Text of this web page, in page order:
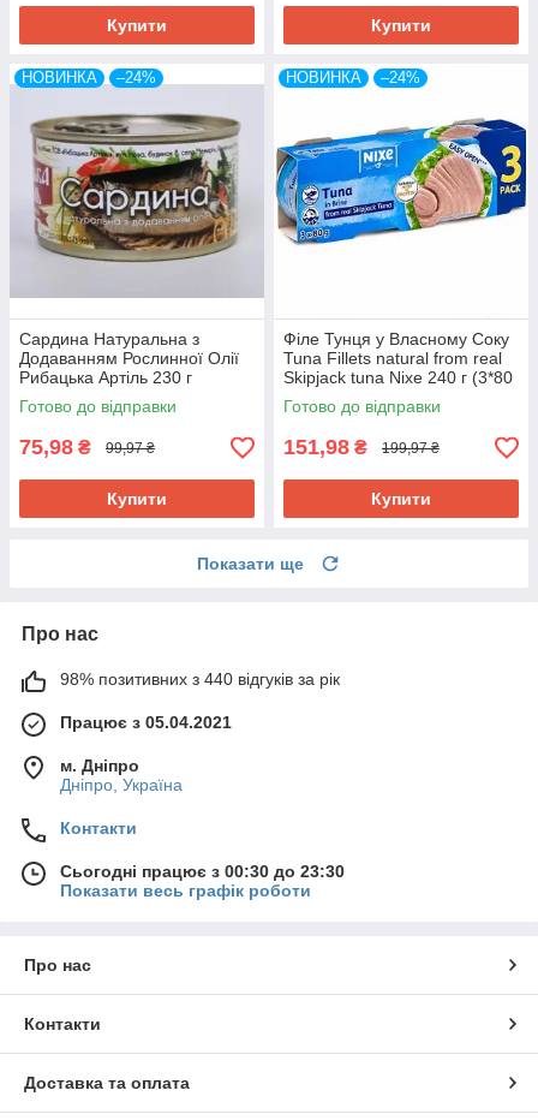
Купити Купити
НОВИНКА –24%
Сардина Натуральна з
Додаванням Рослинної Олії
Рибацька Артiль 230 г
Україна
Готово до відправки
75,98 ₴ 99,97 ₴
Купити
НОВИНКА –24%
Філе Тунця у Власному Соку
Tuna Fillets natural from real
Skipjack tuna Nixe 240 г (3*80
г) Німеччина
Готово до відправки
151,98 ₴ 199,97 ₴
Купити
Показати ще
Про нас
98% позитивних з 440 відгуків за рік
Працює з 05.04.2021
м. Дніпро
Дніпро, Україна
Контакти
Сьогодні працює з 00:30 до 23:30
Показати весь графік роботи
Про нас
Контакти
Доставка та оплата